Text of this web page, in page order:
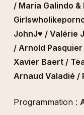
/ Maria Galindo
JohnJ♥ / Valérie
/ Arnold
Xavier Baert /
Arnaud Valadié /
Programmation :